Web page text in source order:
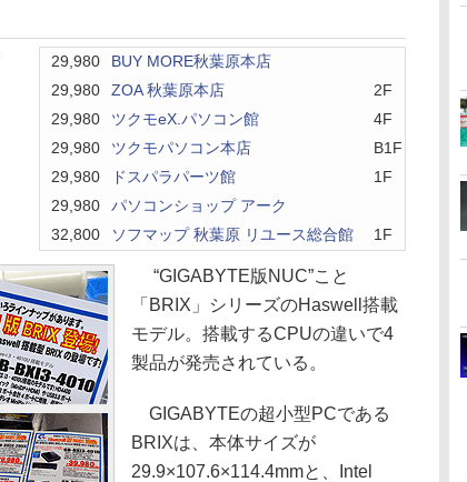
29,980
BUY MORE秋葉原本店
29,980
ZOA 秋葉原本店
2F
29,980
ツクモeX.パソコン館
4F
29,980
ツクモパソコン本店
B1F
29,980
ドスパラパーツ館
1F
29,980
パソコンショップ アーク
32,800
ソフマップ 秋葉原 リユース総合館 1F
“GIGABYTE版NUC”こと
「BRIX」シリーズのHaswell搭載
モデル。搭載するCPUの違いで4
製品が発売されている。
GIGABYTEの超小型PCである
BRIXは、本体サイズが
29.9×107.6×114.4mmと、Intel